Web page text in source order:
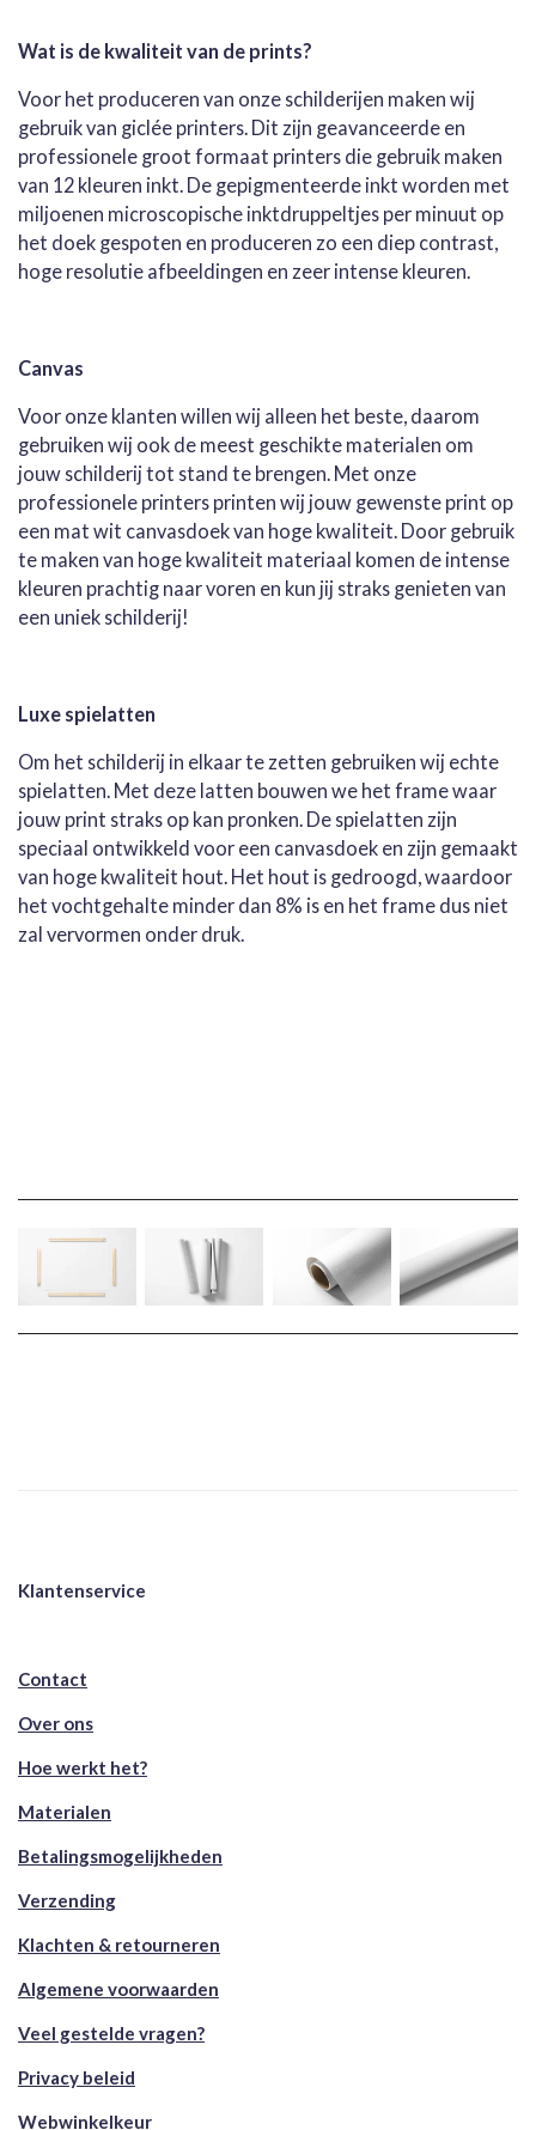
Wat is de kwaliteit van de prints?
Voor het produceren van onze schilderijen maken wij
gebruik van giclée printers. Dit zijn geavanceerde en
professionele groot formaat printers die gebruik maken
van 12 kleuren inkt. De gepigmenteerde inkt worden met
miljoenen microscopische inktdruppeltjes per minuut op
het doek gespoten en produceren zo een diep contrast,
hoge resolutie afbeeldingen en zeer intense kleuren.
Canvas
Voor onze klanten willen wij alleen het beste, daarom
gebruiken wij ook de meest geschikte materialen om
jouw schilderij tot stand te brengen. Met onze
professionele printers printen wij jouw gewenste print op
een mat wit canvasdoek van hoge kwaliteit. Door gebruik
te maken van hoge kwaliteit materiaal komen de intense
kleuren prachtig naar voren en kun jij straks genieten van
een uniek schilderij!
Luxe spielatten
Om het schilderij in elkaar te zetten gebruiken wij echte
spielatten. Met deze latten bouwen we het frame waar
jouw print straks op kan pronken. De spielatten zijn
speciaal ontwikkeld voor een canvasdoek en zijn gemaakt
van hoge kwaliteit hout. Het hout is gedroogd, waardoor
het vochtgehalte minder dan 8% is en het frame dus niet
zal vervormen onder druk.
Klantenservice
Contact
Over ons
Hoe werkt het?
Materialen
Betalingsmogelijkheden
Verzending
Klachten & retourneren
Algemene voorwaarden
Veel gestelde vragen?
Privacy beleid
Webwinkelkeur